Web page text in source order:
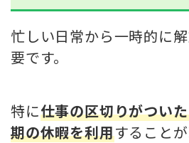
忙しい日常から一時的に
要です。
特に仕事の区切りがつい
期の休暇を利用することが